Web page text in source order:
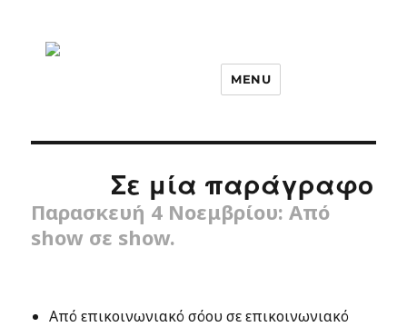
MENU
Σε μία παράγραφο
Παρασκευή 4 Νοεμβρίου: Από
show σε show.
Από επικοινωνιακό σόου σε επικοινωνιακό